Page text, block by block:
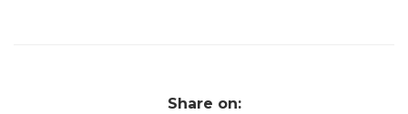
Share on: